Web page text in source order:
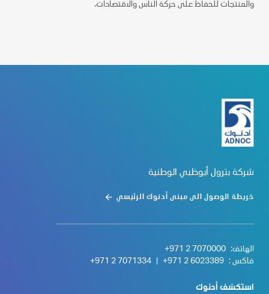
والمنتجات للحفاظ على حركة الناس والاقتصادات.
شركة بترول أبوظبي الوطنية
خريطة الوصول الى مبنى أدنوك الرئيسي
الهاتف: +971 2 7070000
فاكس : +971 2 6023389
+971 2 7071334
استكشف أدنوك